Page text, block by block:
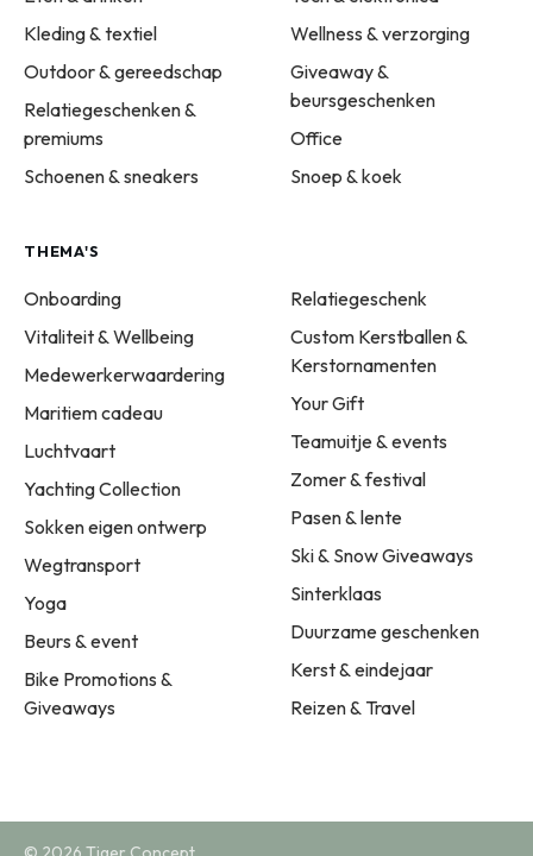
Kleding & textiel
Outdoor & gereedschap
Relatiegeschenken &
premiums
Schoenen & sneakers
Wellness & verzorging
Giveaway &
beursgeschenken
Office
Snoep & koek
THEMA'S
Onboarding
Vitaliteit & Wellbeing
Medewerkerwaardering
Maritiem cadeau
Luchtvaart
Yachting Collection
Sokken eigen ontwerp
Wegtransport
Yoga
Beurs & event
Bike Promotions &
Giveaways
Relatiegeschenk
Custom Kerstballen &
Kerstornamenten
Your Gift
Teamuitje & events
Zomer & festival
Pasen & lente
Ski & Snow Giveaways
Sinterklaas
Duurzame geschenken
Kerst & eindejaar
Reizen & Travel